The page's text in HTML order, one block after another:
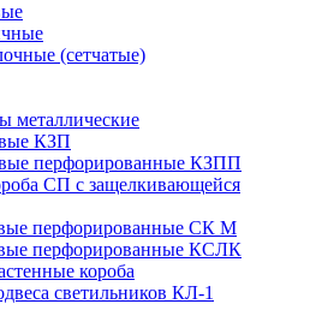
(сетчатые)
металлические
КЗП
перфорированные КЗПП
СП с защелкивающейся
перфорированные СК М
перфорированные КСЛК
короба
светильников КЛ-1